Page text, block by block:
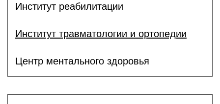
Институт реабилитации
Институт травматологии и ортопедии
Центр ментального здоровья